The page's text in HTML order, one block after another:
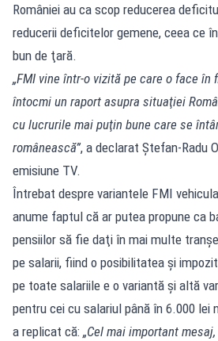
României au ca scop reducerea
reducerii deficitelor gemene, ceea ce
bun de ţară.
„FMI vine într-o vizită pe care o face în
întocmi un raport asupra situaţiei
cu lucrurile mai puţin bune care se
românească”, a declarat Ştefan-Radu
emisiune TV.
Întrebat despre variantele FMI
anume faptul că ar putea propune ca
pensiilor să fie daţi în mai multe
pe salarii, fiind o posibilitatea şi
pe toate salariile e o variantă şi altă
pentru cei cu salariul până în 6.000 lei
a replicat că: „Cel mai important